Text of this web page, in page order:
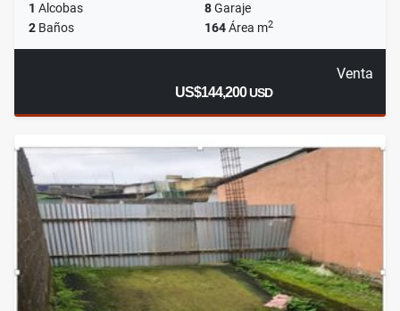
1 Alcobas 8Garaje
2 Baños 164Área m2
Venta
US$144,200USD